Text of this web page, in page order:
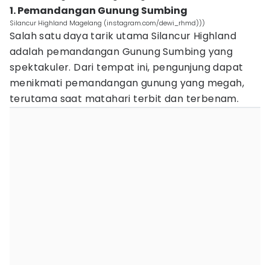
1. Pemandangan Gunung Sumbing
Silancur Highland Magelang (instagram.com/dewi_rhmd)))
Salah satu daya tarik utama Silancur Highland
adalah pemandangan Gunung Sumbing yang
spektakuler. Dari tempat ini, pengunjung dapat
menikmati pemandangan gunung yang megah,
terutama saat matahari terbit dan terbenam.